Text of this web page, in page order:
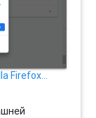
Firefox…